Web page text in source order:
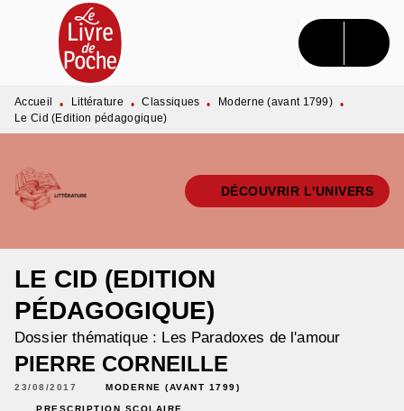
MENU RECHERCHE CONTENU
PIED DE PAGE
Accueil • Littérature • Classiques • Moderne (avant 1799) •
Le Cid (Edition pédagogique)
DÉCOUVRIR L'UNIVERS
LE CID (EDITION
PÉDAGOGIQUE)
Dossier thématique : Les Paradoxes de l'amour
PIERRE CORNEILLE
23/08/2017 MODERNE (AVANT 1799)
PRESCRIPTION SCOLAIRE